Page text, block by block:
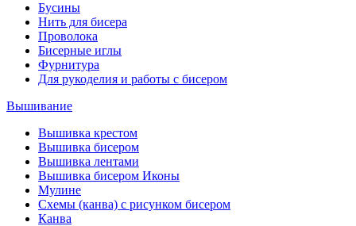
Бусины
Нить для бисера
Проволока
Бисерные иглы
Фурнитура
Для рукоделия и работы с бисером
Вышивание
Вышивка крестом
Вышивка бисером
Вышивка лентами
Вышивка бисером Иконы
Мулине
Схемы (канва) с рисунком бисером
Канва